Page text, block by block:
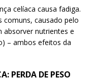
celíaca causa fadiga.
comuns, causado pelo
absorver nutrientes e
– ambos efeitos da
PERDA DE PESO